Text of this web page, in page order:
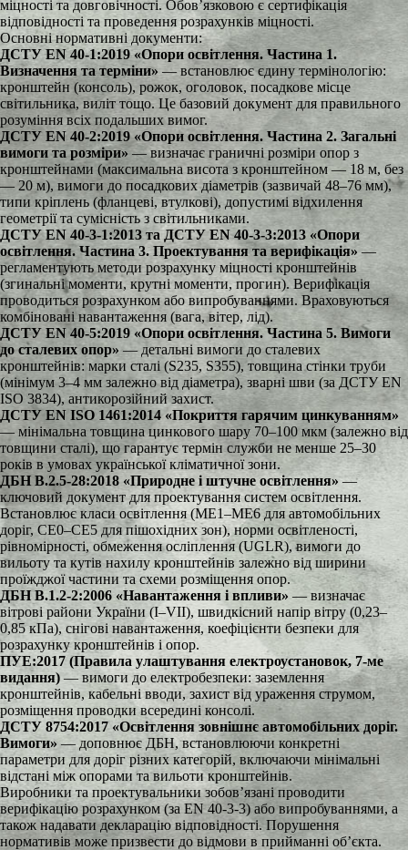
міцності та довговічності. Обов’язковою є сертифікація
відповідності та проведення розрахунків міцності.
Основні нормативні документи:
ДСТУ EN 40-1:2019 «Опори освітлення. Частина 1.
Визначення та терміни» — встановлює єдину термінологію:
кронштейн (консоль), рожок, оголовок, посадкове місце
світильника, виліт тощо. Це базовий документ для правильного
розуміння всіх подальших вимог.
ДСТУ EN 40-2:2019 «Опори освітлення. Частина 2. Загальні
вимоги та розміри»— визначає граничні розміри опор з
кронштейнами (максимальна висота з кронштейном — 18 м, без
— 20 м), вимоги до посадкових діаметрів (зазвичай 48–76 мм),
типи кріплень (фланцеві, втулкові), допустимі відхилення
геометрії та сумісність з світильниками.
ДСТУ EN 40-3-1:2013 та ДСТУ EN 40-3-3:2013 «Опори
освітлення. Частина 3. Проектування та верифікація» —
регламентують методи розрахунку міцності кронштейнів
(згинальні моменти, крутні моменти, прогин). Верифікація
проводиться розрахунком або випробуваннями. Враховуються
комбіновані навантаження (вага, вітер, лід).
ДСТУ EN 40-5:2019 «Опори освітлення. Частина 5. Вимоги
до сталевих опор»— детальні вимоги до сталевих
кронштейнів: марки сталі (S235, S355), товщина стінки труби
(мінімум 3–4 мм залежно від діаметра), зварні шви (за ДСТУ EN
ISO 3834), антикорозійний захист.
ДСТУ EN ISO 1461:2014 «Покриття гарячим цинкуванням»
— мінімальна товщина цинкового шару 70–100 мкм (залежно від
товщини сталі), що гарантує термін служби не менше 25–30
років в умовах української кліматичної зони.
ДБН В.2.5-28:2018 «Природне і штучне освітлення»—
ключовий документ для проектування систем освітлення.
Встановлює класи освітлення (ME1–ME6 для автомобільних
доріг, CE0–CE5 для пішохідних зон), норми освітленості,
рівномірності, обмеження осліплення (UGLR), вимоги до
вильоту та кутів нахилу кронштейнів залежно від ширини
проїжджої частини та схеми розміщення опор.
ДБН В.1.2-2:2006 «Навантаження і впливи» — визначає
вітрові райони України (I–VII), швидкісний напір вітру (0,23–
0,85 кПа), снігові навантаження, коефіцієнти безпеки для
розрахунку кронштейнів і опор.
ПУЕ:2017 (Правила улаштування електроустановок, 7-ме
видання) — вимоги до електробезпеки: заземлення
кронштейнів, кабельні вводи, захист від ураження струмом,
розміщення проводки всередині консолі.
ДСТУ 8754:2017 «Освітлення зовнішнє автомобільних доріг.
Вимоги»— доповнює ДБН, встановлюючи конкретні
параметри для доріг різних категорій, включаючи мінімальні
відстані між опорами та вильоти кронштейнів.
Виробники та проектувальники зобов’язані проводити
верифікацію розрахунком (за EN 40-3-3) або випробуваннями, а
також надавати декларацію відповідності. Порушення
нормативів може призвести до відмови в прийманні об’єкта.